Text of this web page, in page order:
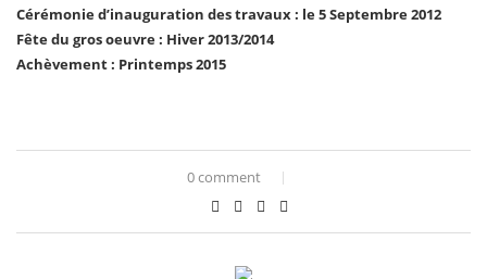
Cérémonie d’inauguration des travaux : le 5 Septembre 2012
Fête du gros oeuvre : Hiver 2013/2014
Achèvement : Printemps 2015
0 comment